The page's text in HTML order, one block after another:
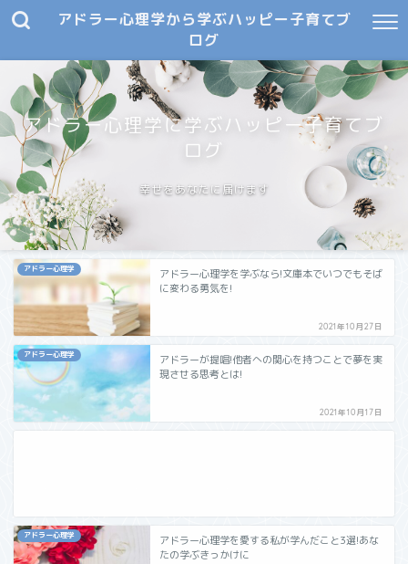
アドラー心理学から学ぶハッピー子育てブ
ログ
アドラー心理学に学ぶハッピー子育てブ
ログ
幸せをあなたに届けます
アドラー心理学
アドラー心理学を学ぶなら!文庫本でいつでもそば
に変わる勇気を!
2021年10月27日
アドラー心理学
アドラーが提唱!他者への関心を持つことで夢を実
現させる思考とは!
2021年10月17日
アドラー心理学
アドラー心理学を愛する私が学んだこと3選!あな
たの学ぶきっかけに